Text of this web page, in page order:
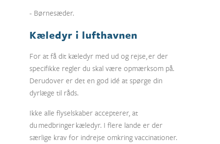
- Børnesæder.
Kæledyr i lufthavnen
For at få dit kæledyr med ud og rejse, er der
specifikke regler du skal være opmærksom på.
Derudover er det en god idé at spørge din
dyrlæge til råds.
Ikke alle flyselskaber accepterer, at
du medbringer kæledyr. I flere lande er der
særlige krav for indrejse omkring vaccinationer.